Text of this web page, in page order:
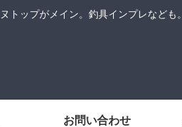
トップがメイン。釣具インプレなども。
お問い合わせ